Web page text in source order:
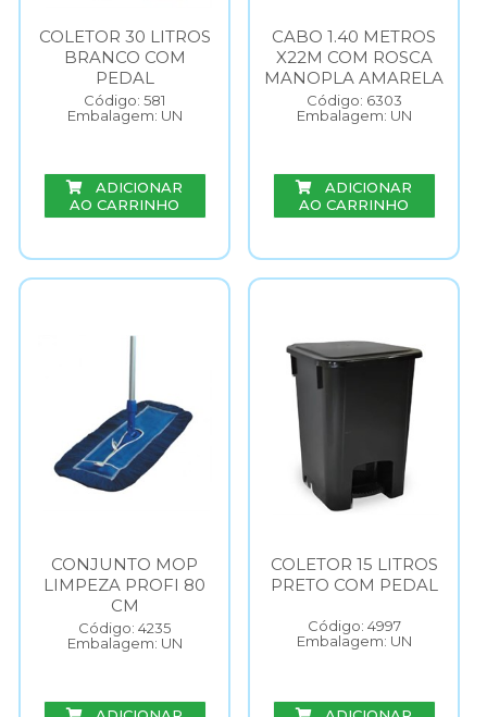
COLETOR 30 LITROS
BRANCO COM
PEDAL
Código: 581
Embalagem: UN
ADICIONAR
AO CARRINHO
CABO 1.40 METROS
X22M COM ROSCA
MANOPLA AMARELA
Código: 6303
Embalagem: UN
ADICIONAR
AO CARRINHO
CONJUNTO MOP
LIMPEZA PROFI 80
CM
Código: 4235
Embalagem: UN
COLETOR 15 LITROS
PRETO COM PEDAL
Código: 4997
Embalagem: UN